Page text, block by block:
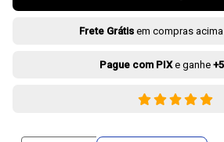
Frete Grátisem compras
Pague com PIXe ganhe